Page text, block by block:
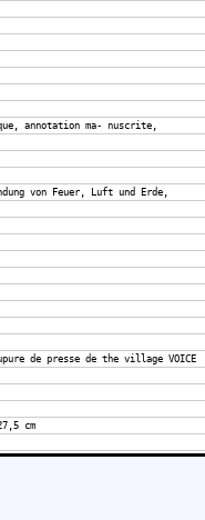
annotation ma- nuscrite,
von Feuer, Luft und Erde,
de presse de the village VOICE
cm